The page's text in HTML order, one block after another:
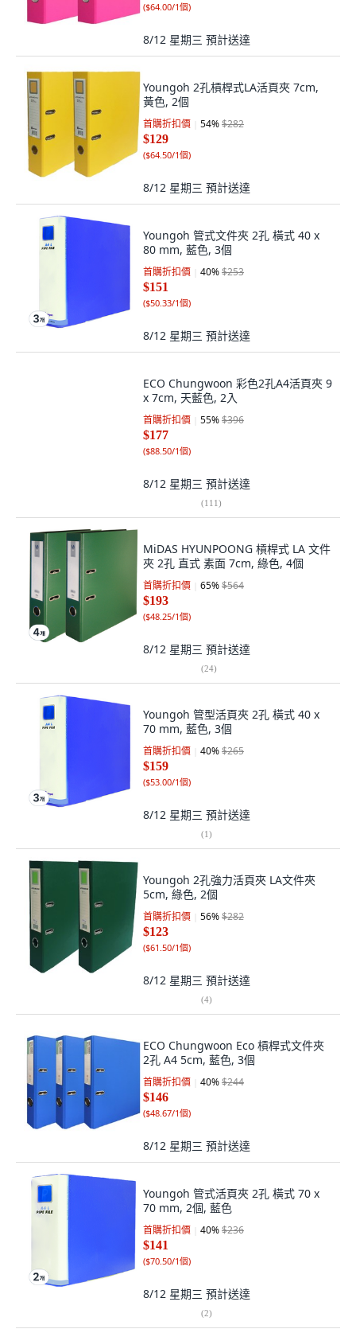
($64.00/1個)
8/12 星期三 預計送達
Youngoh 2孔槓桿式LA活頁夾 7cm,
黃色, 2個
首購折扣價 54%$282
$129
($64.50/1個)
8/12 星期三 預計送達
Youngoh 管式文件夾 2孔 橫式 40 x
80 mm, 藍色, 3個
首購折扣價 40%$253
$151
($50.33/1個)
8/12 星期三 預計送達
ECO Chungwoon 彩色2孔A4活頁夾 9
x 7cm, 天藍色, 2入
首購折扣價 55%$396
$177
($88.50/1個)
8/12 星期三 預計送達
(111)
MiDAS HYUNPOONG 槓桿式 LA 文件
夾 2孔 直式 素面 7cm, 綠色, 4個
首購折扣價 65%$564
$193
($48.25/1個)
8/12 星期三 預計送達
(24)
Youngoh 管型活頁夾 2孔 橫式 40 x
70 mm, 藍色, 3個
首購折扣價 40%$265
$159
($53.00/1個)
8/12 星期三 預計送達
(1)
Youngoh 2孔強力活頁夾 LA文件夾
5cm, 綠色, 2個
首購折扣價 56%$282
$123
($61.50/1個)
8/12 星期三 預計送達
(4)
ECO Chungwoon Eco 槓桿式文件夾
2孔 A4 5cm, 藍色, 3個
首購折扣價 40%$244
$146
($48.67/1個)
8/12 星期三 預計送達
Youngoh 管式活頁夾 2孔 橫式 70 x
70 mm, 2個, 藍色
首購折扣價 40%$236
$141
($70.50/1個)
8/12 星期三 預計送達
(2)